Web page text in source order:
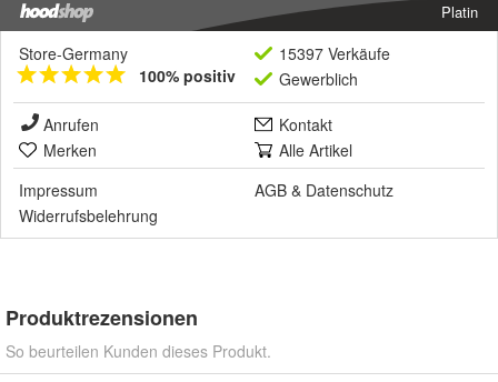
Platin
Store-Germany
100% positiv
15397 Verkäufe
Gewerblich
Anrufen
Kontakt
Merken
Alle Artikel
Impressum
AGB & Datenschutz
Widerrufsbelehrung
Produktrezensionen
So beurteilen Kunden dieses Produkt.